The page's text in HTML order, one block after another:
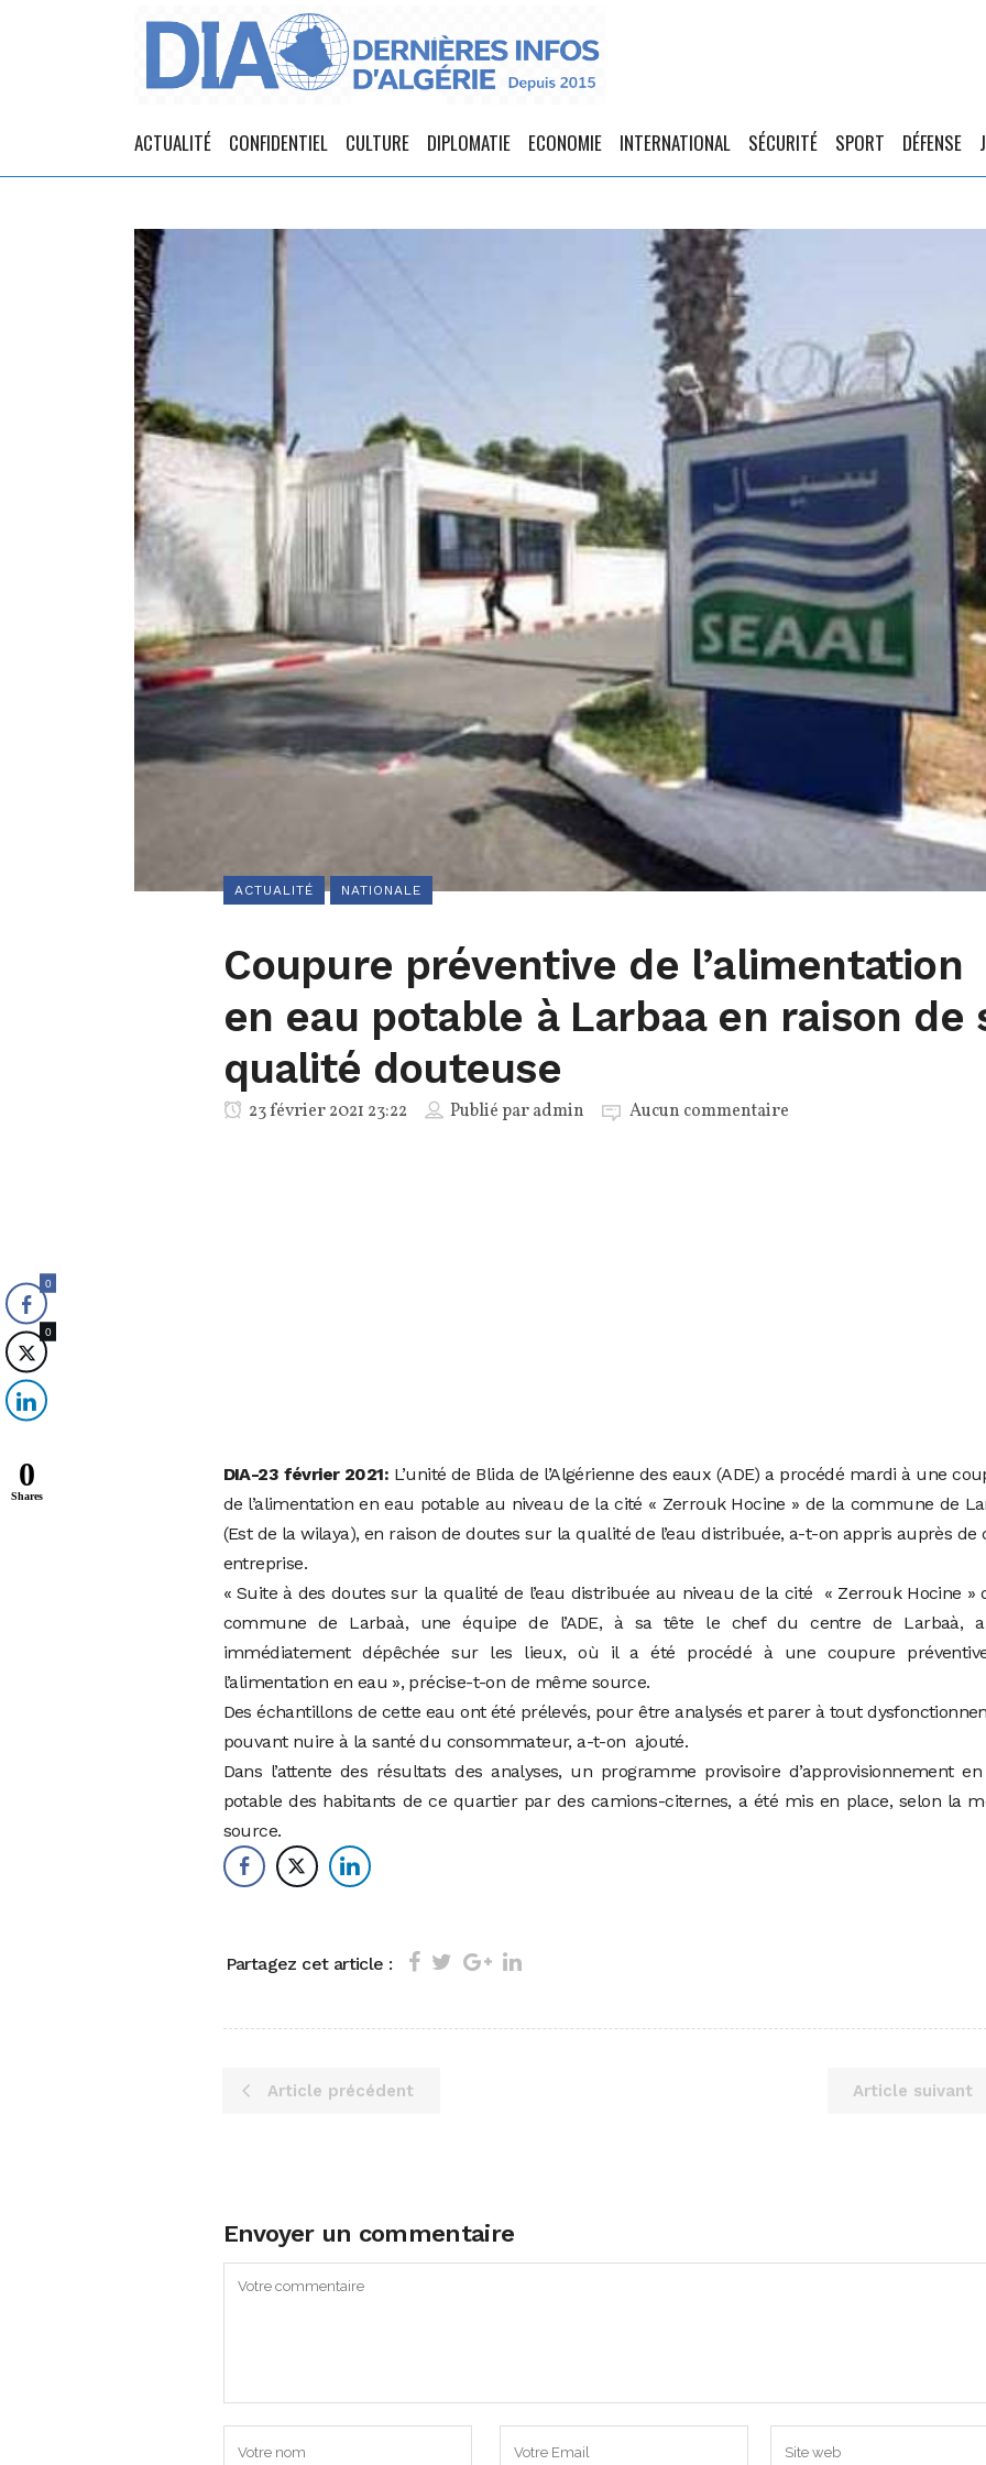
ACTUALITÉ CONFIDENTIEL CULTURE DIPLOMATIE ECONOMIE INTERNATIONAL SÉCURITÉ SPORT DÉFENSE
ACTUALITÉ NATIONALE
Coupure préventive de l’alimentation
en eau potable à Larbaa en raison de
qualité douteuse
23 février 2021 23:22 Publié paradmin Aucun commentaire
DIA-23 février 2021:L’unité de Blida de l’Algérienne des eaux (ADE) a procédé mardi à une
de l’alimentation en eau potable au niveau de la cité « Zerrouk Hocine » de la commune de
(Est de la wilaya), en raison de doutes sur la qualité de l’eau distribuée, a-t-on appris auprès de
entreprise.
« Suite à des doutes sur la qualité de l’eau distribuée au niveau de la cité « Zerrouk Hocine »
commune de Larbaà, une équipe de l’ADE, à sa tête le chef du centre de Larbaà,
immédiatement dépêchée sur les lieux, où il a été procédé à une coupure
l’alimentation en eau », précise-t-on de même source.
Des échantillons de cette eau ont été prélevés, pour être analysés et parer à tout
pouvant nuire à la santé du consommateur, a-t-on ajouté.
Dans l’attente des résultats des analyses, un programme provisoire d’approvisionnement
potable des habitants de ce quartier par des camions-citernes, a été mis en place, selon la
source.
Partagez cet article :
Article précédent Article suivant
Envoyer un commentaire
0
0
0
Shares